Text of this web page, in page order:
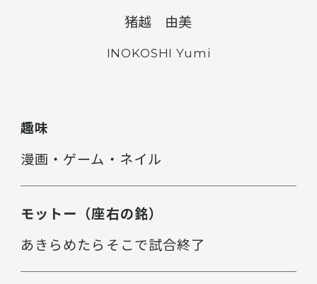
猪越 由美
INOKOSHI Yumi
趣味
漫画・ゲーム・ネイル
モットー（座右の銘）
あきらめたらそこで試合終了